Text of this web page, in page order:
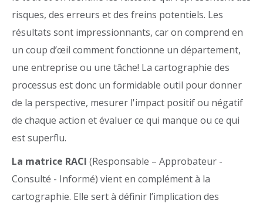
risques, des erreurs et des freins potentiels. Les
résultats sont impressionnants, car on comprend en
un coup d’œil comment fonctionne un département,
une entreprise ou une tâche! La cartographie des
processus est donc un formidable outil pour donner
de la perspective, mesurer l'impact positif ou négatif
de chaque action et évaluer ce qui manque ou ce qui
est superflu.
La matrice RACI (Responsable – Approbateur -
Consulté - Informé) vient en complément à la
cartographie. Elle sert à définir l’implication des